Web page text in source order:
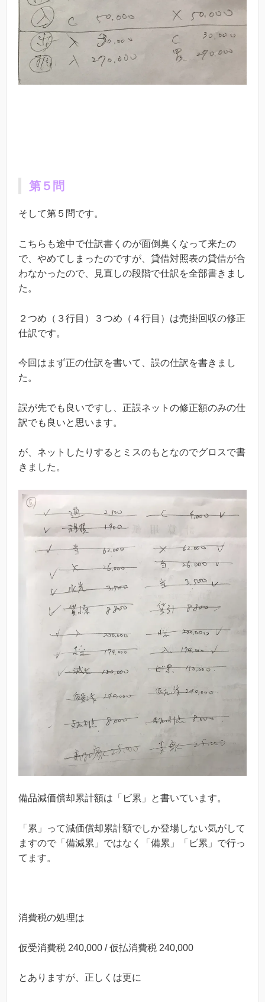
第５問
そして第５問です。
こちらも途中で仕訳書くのが面倒臭くなって来たの
で、やめてしまったのですが、貸借対照表の貸借が合
わなかったので、見直しの段階で仕訳を全部書きまし
た。
２つめ（３行目）３つめ（４行目）は売掛回収の修正
仕訳です。
今回はまず正の仕訳を書いて、誤の仕訳を書きまし
た。
誤が先でも良いですし、正誤ネットの修正額のみの仕
訳でも良いと思います。
が、ネットしたりするとミスのもとなのでグロスで書
きました。
備品減価償却累計額は「ビ累」と書いています。
「累」って減価償却累計額でしか登場しない気がして
ますので「備減累」ではなく「備累」「ビ累」で行っ
てます。
消費税の処理は
仮受消費税 240,000 / 仮払消費税 240,000
とありますが、正しくは更に